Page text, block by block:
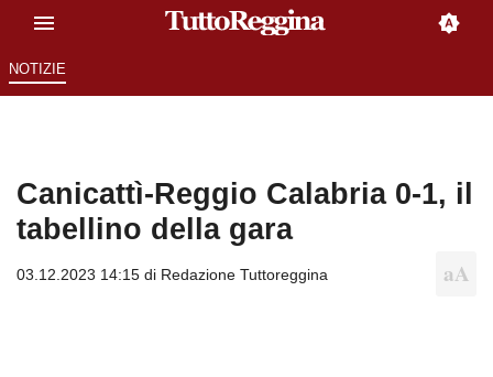
NOTIZIE
Canicattì-Reggio Calabria 0-1, il
tabellino della gara
03.12.2023 14:15 di Redazione Tuttoreggina